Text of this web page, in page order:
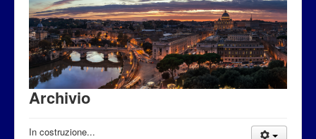
Il Consolato onorario
Il Consolato Generale
Eventi
Fondazione Euritalia
Per i cittadini
Attualità
Archivio
In costruzione...